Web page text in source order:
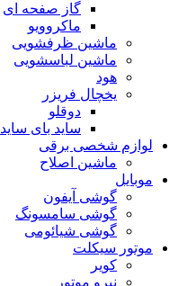
گاز صفحه ای
ماکروویو
ماشین ظرفشویی
ماشین لباسشویی
هود
یخچال فریزر
دوقلو
ساید بای ساید
لوازم شخصی برقی
ماشین اصلاح
موبایل
گوشی آیفون
گوشی سامسونگ
گوشی شیائومی
موتور سیکلت
کویر
نیرو موتور